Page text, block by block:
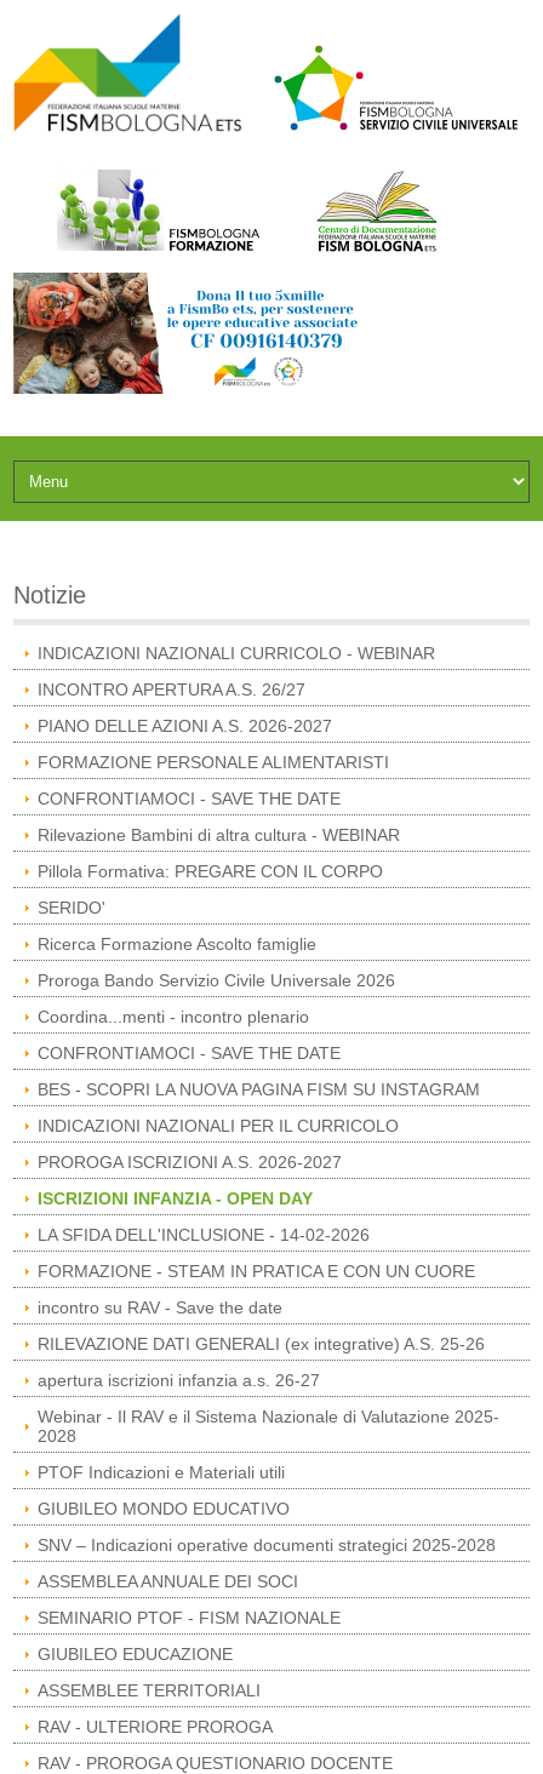
Notizie
INDICAZIONI NAZIONALI CURRICOLO - WEBINAR
INCONTRO APERTURA A.S. 26/27
PIANO DELLE AZIONI A.S. 2026-2027
FORMAZIONE PERSONALE ALIMENTARISTI
CONFRONTIAMOCI - SAVE THE DATE
Rilevazione Bambini di altra cultura - WEBINAR
Pillola Formativa: PREGARE CON IL CORPO
SERIDO'
Ricerca Formazione Ascolto famiglie
Proroga Bando Servizio Civile Universale 2026
Coordina...menti - incontro plenario
CONFRONTIAMOCI - SAVE THE DATE
BES - SCOPRI LA NUOVA PAGINA FISM SU INSTAGRAM
INDICAZIONI NAZIONALI PER IL CURRICOLO
PROROGA ISCRIZIONI A.S. 2026-2027
ISCRIZIONI INFANZIA - OPEN DAY
LA SFIDA DELL'INCLUSIONE - 14-02-2026
FORMAZIONE - STEAM IN PRATICA E CON UN CUORE
incontro su RAV - Save the date
RILEVAZIONE DATI GENERALI (ex integrative) A.S. 25-26
apertura iscrizioni infanzia a.s. 26-27
Webinar - Il RAV e il Sistema Nazionale di Valutazione 2025-
2028
PTOF Indicazioni e Materiali utili
GIUBILEO MONDO EDUCATIVO
SNV – Indicazioni operative documenti strategici 2025-2028
ASSEMBLEA ANNUALE DEI SOCI
SEMINARIO PTOF - FISM NAZIONALE
GIUBILEO EDUCAZIONE
ASSEMBLEE TERRITORIALI
RAV - ULTERIORE PROROGA
RAV - PROROGA QUESTIONARIO DOCENTE